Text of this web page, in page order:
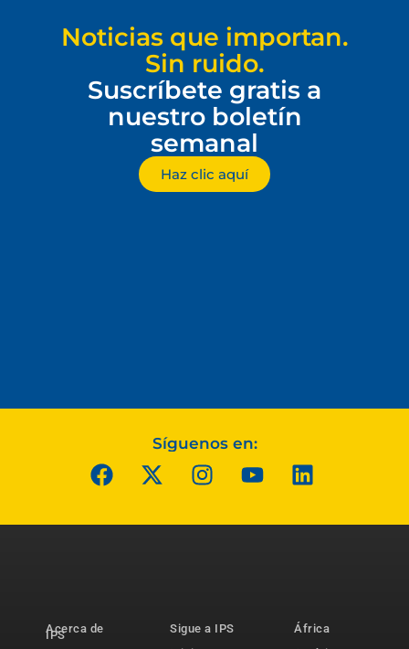
Noticias que importan.
Sin ruido.
Suscríbete gratis a
nuestro boletín
semanal
Haz clic aquí
Síguenos en:
Acerca de
IPS
Sigue a IPS
África